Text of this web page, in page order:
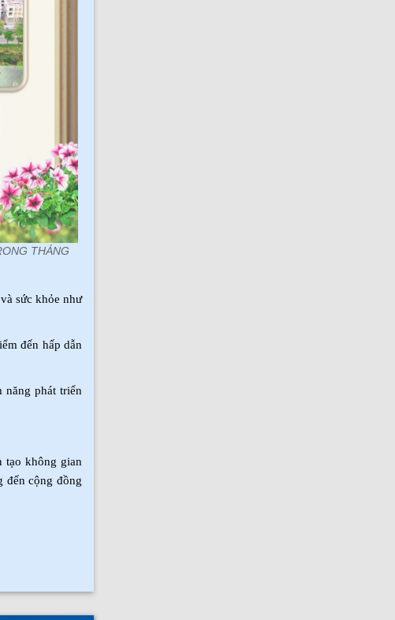
THÁNG
sức khỏe như
đến hấp dẫn
năng phát triển
tạo không gian
đến cộng đồng